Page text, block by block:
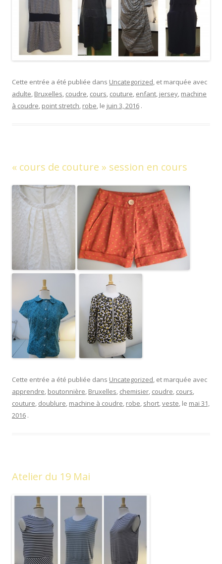
Cette entrée a été publiée dans Uncategorized, et marquée avec
adulte, Bruxelles, coudre, cours, couture, enfant, jersey, machine
à coudre, point stretch, robe, le juin 3, 2016 .
« cours de couture » session en cours
Cette entrée a été publiée dans Uncategorized, et marquée avec
apprendre, boutonnière, Bruxelles, chemisier, coudre, cours,
couture, doublure, machine à coudre, robe, short,veste, le mai 31,
2016 .
Atelier du 19 Mai